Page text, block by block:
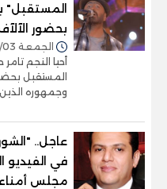
المستقبل"
بحضور
الجمعة 03/ديسمبر/2021 - 11:39 ص
أحيا النجم
المستقبل
وجمهوره
عاجل..
في الفيديو
مجلس